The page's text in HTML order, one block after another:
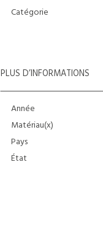
Catégorie
PLUS D’INFORMATIONS
Année
Matériau(x)
Pays
État